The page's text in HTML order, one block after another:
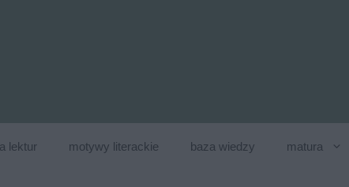
lektur motywy literackie baza wiedzy matura